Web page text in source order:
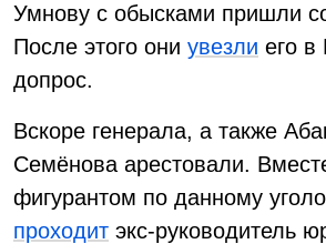
Умнову с обысками пришли
После этого они увезли его в
допрос.
Вскоре генерала, а также
Семёнова арестовали.
фигурантом по данному
проходит экс-руководитель